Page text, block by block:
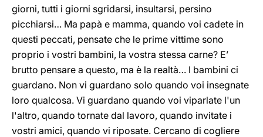
giorni, tutti i giorni sgridarsi, insultarsi, persino
picchiarsi… Ma papà e mamma, quando voi cadete in
questi peccati, pensate che le prime vittime sono
proprio i vostri bambini, la vostra stessa carne? E’
brutto pensare a questo, ma è la realtà… I bambini ci
guardano. Non vi guardano solo quando voi insegnate
loro qualcosa. Vi guardano quando voi viparlate l'un
l'altro, quando tornate dal lavoro, quando invitate i
vostri amici, quando vi riposate. Cercano di cogliere